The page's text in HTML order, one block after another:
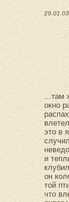
29.01.03
окно
это в
и
он
той
что